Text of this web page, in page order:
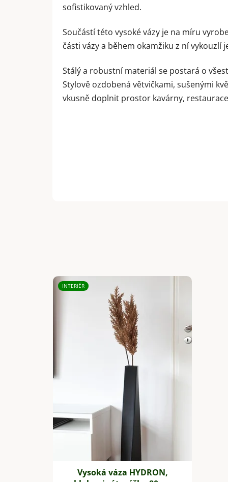
sofistikovaný vzhled.
Součástí této vysoké vázy je na míru
části vázy a během okamžiku z ní vykouzlí
Stálý a robustní materiál se postará o
Stylově ozdobená větvičkami, sušenými
vkusně doplnit prostor kavárny,
INTERIÉR
Vysoká váza HYDRON,